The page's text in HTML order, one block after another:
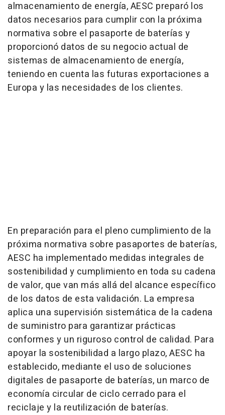
almacenamiento de energía, AESC preparó los
datos necesarios para cumplir con la próxima
normativa sobre el pasaporte de baterías y
proporcionó datos de su negocio actual de
sistemas de almacenamiento de energía,
teniendo en cuenta las futuras exportaciones a
Europa y las necesidades de los clientes.
En preparación para el pleno cumplimiento de la
próxima normativa sobre pasaportes de baterías,
AESC ha implementado medidas integrales de
sostenibilidad y cumplimiento en toda su cadena
de valor, que van más allá del alcance específico
de los datos de esta validación. La empresa
aplica una supervisión sistemática de la cadena
de suministro para garantizar prácticas
conformes y un riguroso control de calidad. Para
apoyar la sostenibilidad a largo plazo, AESC ha
establecido, mediante el uso de soluciones
digitales de pasaporte de baterías, un marco de
economía circular de ciclo cerrado para el
reciclaje y la reutilización de baterías.